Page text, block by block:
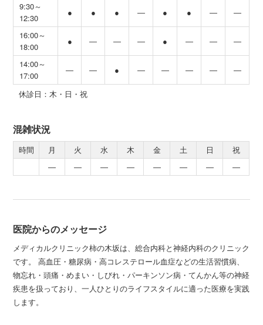
9:30～
12:30
● ● ● ― ● ● ― ―
16:00～
18:00
● ― ― ― ● ― ― ―
14:00～
17:00
― ― ● ― ― ― ― ―
休診日：木・日・祝
混雑状況
時間 月 火 水 木 金 土 日
祝
―
― ― ― ― ― ― ―
医院からのメッセージ
メディカルクリニック柿の木坂は、総合内科と神経内科のクリニック
です。 高血圧・糖尿病・高コレステロール血症などの生活習慣病、
物忘れ・頭痛・めまい・しびれ・パーキンソン病・てんかん等の神経
疾患を扱っており、一人ひとりのライフスタイルに適った医療を実践
します。